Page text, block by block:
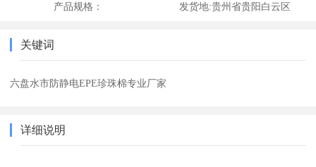
产品规格： 发货地:贵州省贵阳白云区
关键词
六盘水市防静电EPE珍珠棉专业厂家
详细说明